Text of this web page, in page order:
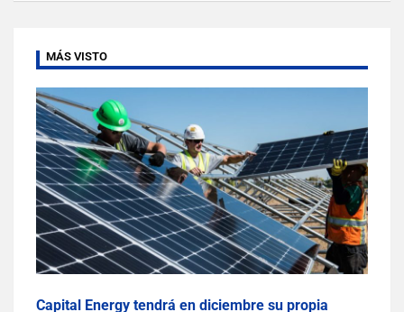
MÁS VISTO
Capital Energy tendrá en diciembre su propia